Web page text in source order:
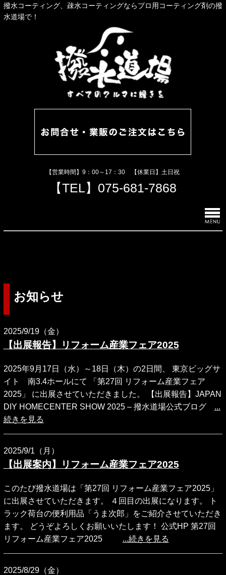
撥水コーティング、疎水コーティングならプロ用コーティング剤の撥
水道場で！
【営業時間】9：00～17：30 【休業日】土日祝
【TEL】 075-681-7868
お知らせ
2025/9/19（金）
【出展報告】リフォーム産業フェア2025
2025年9月17日（水）～18日（木）の2日間、 東京ビッグサ
イト 南3.4ホールにて 「第27回 リフォーム産業フェア
2025」 に出展させていただきました。 【出展報告】JAPAN
DIY HOMECENTER SHOW 2025 – 撥水道場公式ブログ ...
続きを見る
2025/9/1（月）
【出展案内】リフォーム産業フェア2025
このたび撥水道場は「第27回 リフォーム産業フェア2025」
に出展させていただきます。 ４回目の出展になります。 ト
ラック荷台の便利用品「うま次郎」をご紹介させていただき
ます。 どうぞよろしくお願いいたします！ 公式HP 第27回
リフォーム産業フェア2025 ...続きを見る
2025/8/29（金）